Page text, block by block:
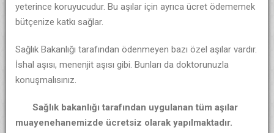
yeterince koruyucudur. Bu aşılar için ayrıca ücret ödememek
bütçenize katkı sağlar.
Sağlık Bakanlığı tarafından ödenmeyen bazı özel aşılar vardır.
İshal aşısı, menenjit aşısı gibi. Bunları da doktorunuzla
konuşmalısınız.
Sağlık bakanlığı tarafından uygulanan tüm aşılar
muayenehanemizde ücretsiz olarak yapılmaktadır.